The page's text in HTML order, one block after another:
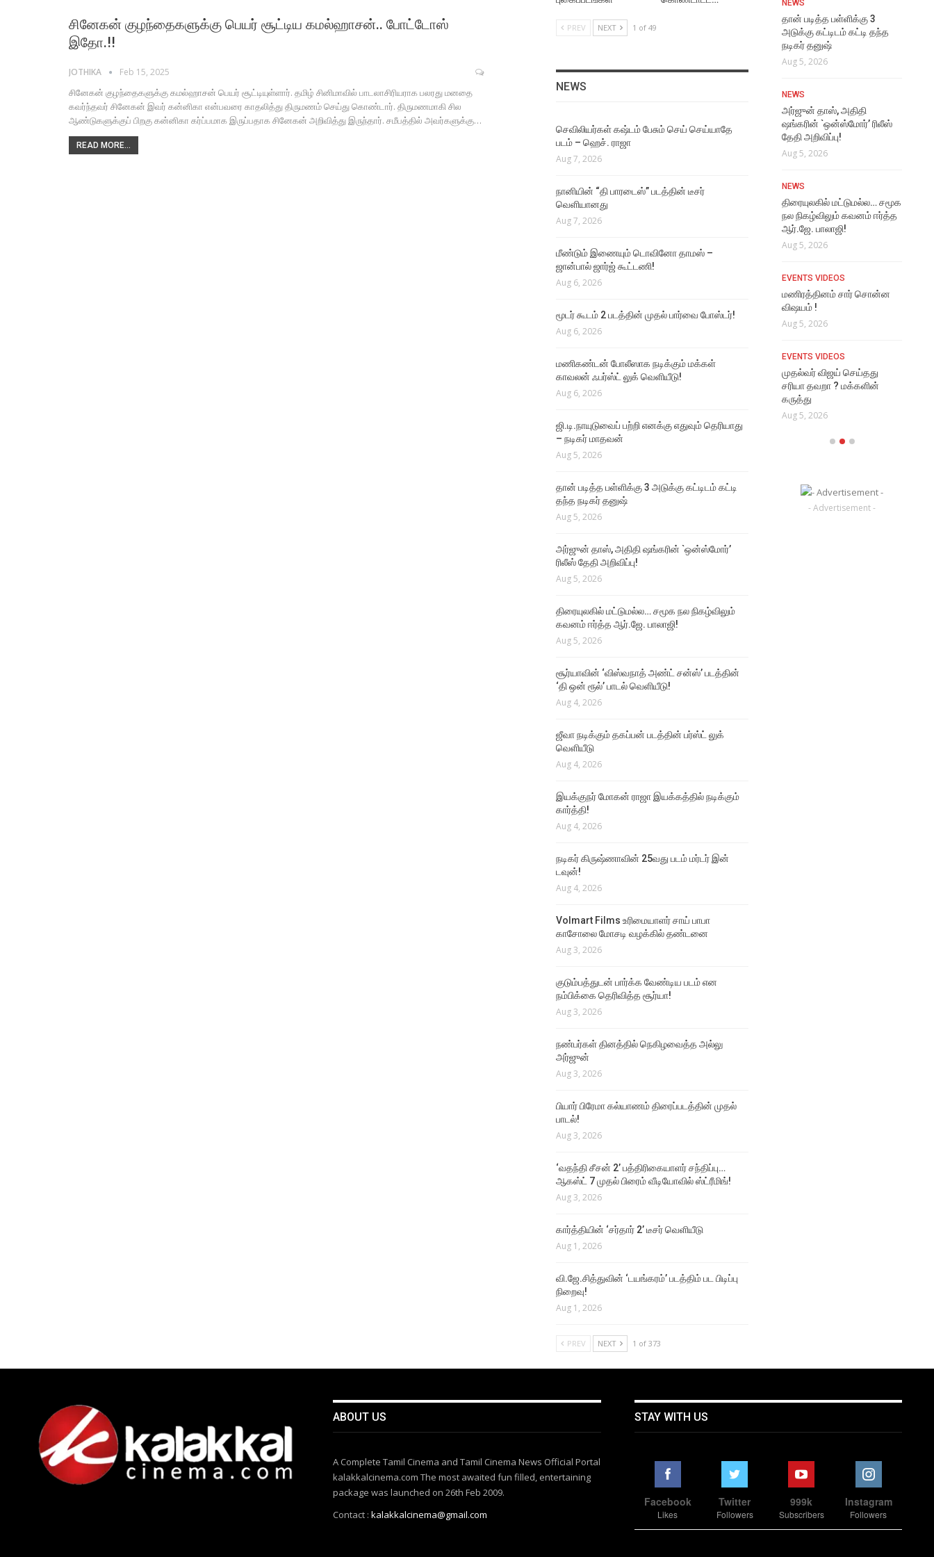
சினேகன் குழந்தைகளுக்கு பெயர் சூட்டிய கமல்ஹாசன்.. போட்டோஸ்
இதோ.!!
JOTHIKA Feb 15, 2025
சினேகன் குழந்தைகளுக்கு கமல்ஹாசன் பெயர் சூட்டியுள்ளார். தமிழ் சினிமாவில் பாடலாசிரியராக பலரது மனதை
கவர்ந்தவர் சினேகன் இவர் கன்னிகா என்பவரை காதலித்து திருமணம் செய்து கொண்டார். திருமணமாகி சில
ஆண்டுகளுக்குப் பிறகு கன்னிகா கர்ப்பமாக இருப்பதாக சினேகன் அறிவித்து இருந்தார். சமீபத்தில் அவர்களுக்கு…
READ MORE...
PREV NEXT 1 of 49
NEWS
செவிலியர்கள் கஷ்டம் பேசும் செய் செய்யாதே
படம் – ஹெச். ராஜா
Aug 7, 2026
நானியின் “தி பாரடைஸ்” படத்தின் டீசர்
வெளியானது
Aug 7, 2026
மீண்டும் இணையும் டொவினோ தாமஸ் –
ஜான்பால் ஜார்ஜ் கூட்டணி!
Aug 6, 2026
மூடர் கூடம் 2 படத்தின் முதல் பார்வை போஸ்டர்!
Aug 6, 2026
மணிகண்டன் போலீஸாக நடிக்கும் மக்கள்
காவலன் ஃபர்ஸ்ட் லுக் வெளியீடு!
Aug 6, 2026
ஜி.டி.நாயுடுவைப் பற்றி எனக்கு எதுவும் தெரியாது
– நடிகர் மாதவன்
Aug 5, 2026
தான் படித்த பள்ளிக்கு 3 அடுக்கு கட்டிடம் கட்டி
தந்த நடிகர் தனுஷ்
Aug 5, 2026
அர்ஜுன் தாஸ், அதிதி ஷங்கரின் `ஒன்ஸ்மோர்’
ரிலீஸ் தேதி அறிவிப்பு!
Aug 5, 2026
திரையுலகில் மட்டுமல்ல… சமூக நல நிகழ்விலும்
கவனம் ஈர்த்த ஆர்.ஜே. பாலாஜி!
Aug 5, 2026
சூர்யாவின் ‘விஸ்வநாத் அண்ட் சன்ஸ்’ படத்தின்
‘தி ஒன் ரூல்’ பாடல் வெளியீடு!
Aug 4, 2026
ஜீவா நடிக்கும் தகப்பன் படத்தின் பர்ஸ்ட் லுக்
வெளியீடு
Aug 4, 2026
இயக்குநர் மோகன் ராஜா இயக்கத்தில் நடிக்கும்
கார்த்தி!
Aug 4, 2026
நடிகர் கிருஷ்ணாவின் 25வது படம் மர்டர் இன்
டவுன்!
Aug 4, 2026
Volmart Films உரிமையாளர் சாய் பாபா
காசோலை மோசடி வழக்கில் தண்டனை
Aug 3, 2026
குடும்பத்துடன் பார்க்க வேண்டிய படம் என
நம்பிக்கை தெரிவித்த சூர்யா!
Aug 3, 2026
நண்பர்கள் தினத்தில் நெகிழவைத்த அல்லு
அர்ஜுன்
Aug 3, 2026
பியார் பிரேமா கல்யாணம் திரைப்படத்தின் முதல்
பாடல்!
Aug 3, 2026
‘வதந்தி சீசன் 2’ பத்திரிகையாளர் சந்திப்பு…
ஆகஸ்ட் 7 முதல் பிரைம் வீடியோவில் ஸ்ட்ரீமிங்!
Aug 3, 2026
கார்த்தியின் ‘சர்தார் 2’ டீசர் வெளியீடு
Aug 1, 2026
வி.ஜே.சித்துவின் ‘டயங்கரம்’ படத்திம் பட பிடிப்பு
நிறைவு!
Aug 1, 2026
PREV NEXT 1 of 373
The One Rule Lyric Video
Rathatha Thaa Lyrical
EVENTS VIDEOS
அவருடன் வேலை செய்ய
ரொம்ப ஆசைப்பட்டேன்
LATEST VIDEOS
ஆசைப்பட்டேன் !
ஜி.டி.என் திரைப்பட விமர்சனம்
ஜார்ஜ் கூட்டணி!
மூடர் கூடம் 2 படத்தின் முதல்
NEWS
மணிகண்டன் போலீஸாக
Aug 6, 2026
Ennamo Sonneenga
Perusa Lyrical Video
NEWS
தான் படித்த பள்ளிக்கு 3
அடுக்கு கட்டிடம் கட்டி தந்த
நடிகர் தனுஷ்
Aug 5, 2026
NEWS
அர்ஜுன் தாஸ், அதிதி
ஷங்கரின் `ஒன்ஸ்மோர்’ ரிலீஸ்
தேதி அறிவிப்பு!
Aug 5, 2026
NEWS
திரையுலகில் மட்டுமல்ல… சமூக
நல நிகழ்விலும் கவனம் ஈர்த்த
ஆர்.ஜே. பாலாஜி!
Aug 5, 2026
EVENTS VIDEOS
மணிரத்தினம் சார் சொன்ன
விஷயம் !
Aug 5, 2026
EVENTS VIDEOS
முதல்வர் விஜய் செய்தது
சரியா தவறா ? மக்களின்
கருத்து
Aug 5, 2026
- Advertisement -
ABOUT US
A Complete Tamil Cinema and Tamil Cinema News Official Portal
kalakkalcinema.com The most awaited fun filled, entertaining
package was launched on 26th Feb 2009.
Contact :kalakkalcinema@gmail.com
STAY WITH US
Facebook
Likes
Twitter
Followers
999k
Subscribers
Instagram
Followers